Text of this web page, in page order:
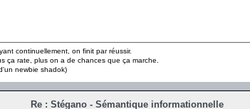
continuellement, on finit par réussir.
ça rate, plus on a de chances que ça marche.
newbie shadok)
Re : Stégano - Sémantique informationnelle